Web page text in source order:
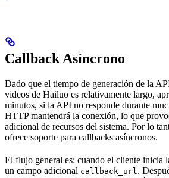
Callback Asíncrono
Dado que el tiempo de generación de la
videos de Hailuo es relativamente largo,
minutos, si la API no responde durante
HTTP mantendrá la conexión, lo que
adicional de recursos del sistema. Por lo
ofrece soporte para callbacks asíncronos.
El flujo general es: cuando el cliente inicia
un campo adicional callback_url.